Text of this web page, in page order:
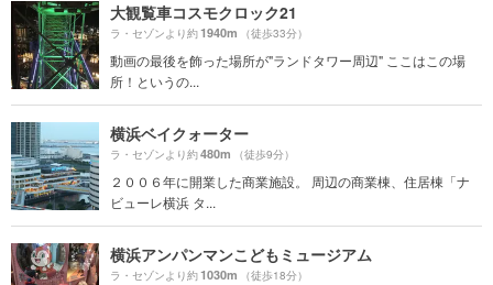
大観覧車コスモクロック21
ラ・セゾンより約1940m （徒歩33分）
動画の最後を飾った場所が"ランドタワー周辺" ここはこの場
所！というの...
横浜ベイクォーター
ラ・セゾンより約480m （徒歩9分）
２００６年に開業した商業施設。 周辺の商業棟、住居棟「ナ
ビューレ横浜 タ...
横浜アンパンマンこどもミュージアム
ラ・セゾンより約1030m （徒歩18分）